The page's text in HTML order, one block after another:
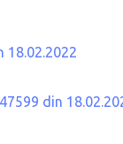
18.02.2022
din